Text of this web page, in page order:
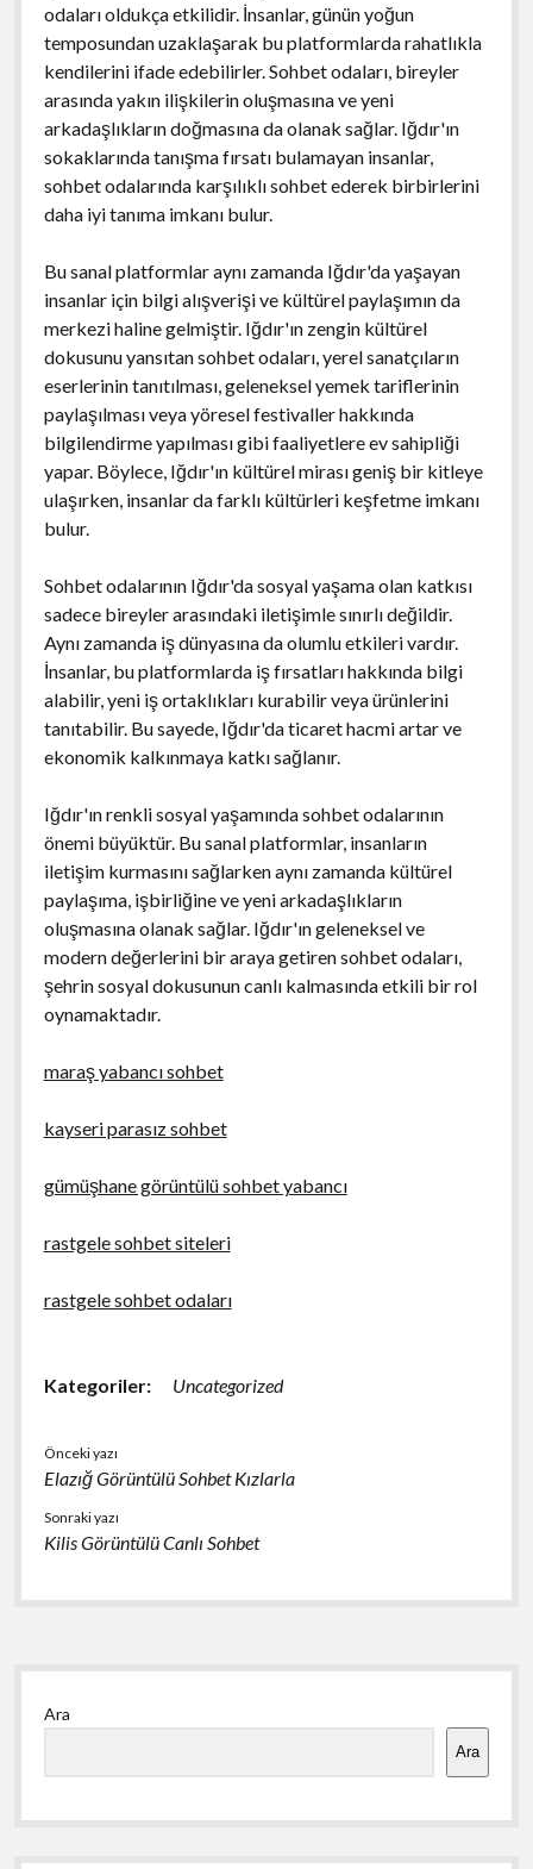
odaları oldukça etkilidir. İnsanlar, günün yoğun
temposundan uzaklaşarak bu platformlarda rahatlıkla
kendilerini ifade edebilirler. Sohbet odaları, bireyler
arasında yakın ilişkilerin oluşmasına ve yeni
arkadaşlıkların doğmasına da olanak sağlar. Iğdır'ın
sokaklarında tanışma fırsatı bulamayan insanlar,
sohbet odalarında karşılıklı sohbet ederek birbirlerini
daha iyi tanıma imkanı bulur.
Bu sanal platformlar aynı zamanda Iğdır'da yaşayan
insanlar için bilgi alışverişi ve kültürel paylaşımın da
merkezi haline gelmiştir. Iğdır'ın zengin kültürel
dokusunu yansıtan sohbet odaları, yerel sanatçıların
eserlerinin tanıtılması, geleneksel yemek tariflerinin
paylaşılması veya yöresel festivaller hakkında
bilgilendirme yapılması gibi faaliyetlere ev sahipliği
yapar. Böylece, Iğdır'ın kültürel mirası geniş bir kitleye
ulaşırken, insanlar da farklı kültürleri keşfetme imkanı
bulur.
Sohbet odalarının Iğdır'da sosyal yaşama olan katkısı
sadece bireyler arasındaki iletişimle sınırlı değildir.
Aynı zamanda iş dünyasına da olumlu etkileri vardır.
İnsanlar, bu platformlarda iş fırsatları hakkında bilgi
alabilir, yeni iş ortaklıkları kurabilir veya ürünlerini
tanıtabilir. Bu sayede, Iğdır'da ticaret hacmi artar ve
ekonomik kalkınmaya katkı sağlanır.
Iğdır'ın renkli sosyal yaşamında sohbet odalarının
önemi büyüktür. Bu sanal platformlar, insanların
iletişim kurmasını sağlarken aynı zamanda kültürel
paylaşıma, işbirliğine ve yeni arkadaşlıkların
oluşmasına olanak sağlar. Iğdır'ın geleneksel ve
modern değerlerini bir araya getiren sohbet odaları,
şehrin sosyal dokusunun canlı kalmasında etkili bir rol
oynamaktadır.
maraş yabancı sohbet
kayseri parasız sohbet
gümüşhane görüntülü sohbet yabancı
rastgele sohbet siteleri
rastgele sohbet odaları
Kategoriler: Uncategorized
Önceki yazı
Elazığ Görüntülü Sohbet Kızlarla
Sonraki yazı
Kilis Görüntülü Canlı Sohbet
Yan
Menü
Ara
Ara